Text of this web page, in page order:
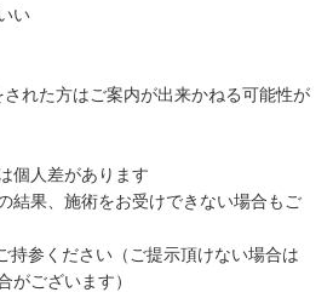
い
れた方はご案内が出来かねる可能性が
個人差があります
結果、施術をお受けできない場合もご
持参ください（ご提示頂けない場合は
がございます）